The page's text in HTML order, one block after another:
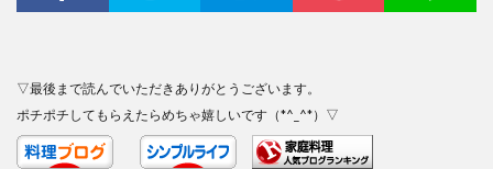
▽最後まで読んでいただきありがとうございます。
ポチポチしてもらえたらめちゃ嬉しいです（*^_^*）▽